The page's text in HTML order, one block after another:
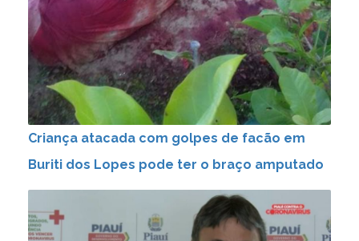
Criança atacada com golpes de facão em
Buriti dos Lopes pode ter o braço amputado